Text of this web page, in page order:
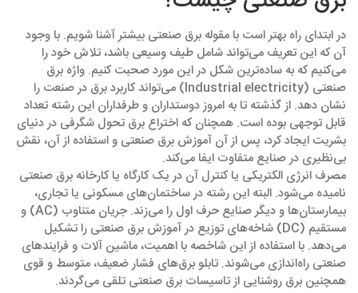
در ابتدای راه بهتر است با مقوله برق صنعتی بیشتر آشنا شویم. با وجود
آن که این تعریف می‌تواند شامل طیف وسیعی باشد، تلاش خود را
می‌کنیم که به ساده‌ترین شکل در این مورد صحبت کنیم. واژه برق
صنعتی (Industrial electricity) می‌تواند کاربرد برق در صنعت را
نشان دهد. از گذشته تا به امروز دوستداران و طرفداران این رشته تعداد
قابل توجهی بوده است. همچنان که اختراع برق تحول شگرفی در دنیای
بشریت ایجاد کرد، پس از آن آموزش برق صنعتی و استفاده از آن، نقش
بی‌نظیری در صنایع متفاوت ایفا می‌کند.
مصرف انرژی الکتریکی یا کنترل آن در یک کارگاه یا کارخانه برق صنعتی
نامیده می‌شود. البته این رشته در ساختمان‌های مسکونی یا تجاری،
بیمارستان‌ها و دیگر صنایع حرف اول را می‌زند. جریان متناوب (AC) و
مستقیم (DC) شاخه‌های توزیع در آموزش برق صنعتی را تشکیل
می‌دهد. با استفاده از این شاخصه با اهمیت، ماشین آلات و فرایندهای
صنعتی راه‌اندازی می‌شوند. تابلو برق‌های فشار ضعیف، متوسط و قوی
همچنین برق روشنایی از تاسیسات برق صنعتی تلقی می‌گردند.